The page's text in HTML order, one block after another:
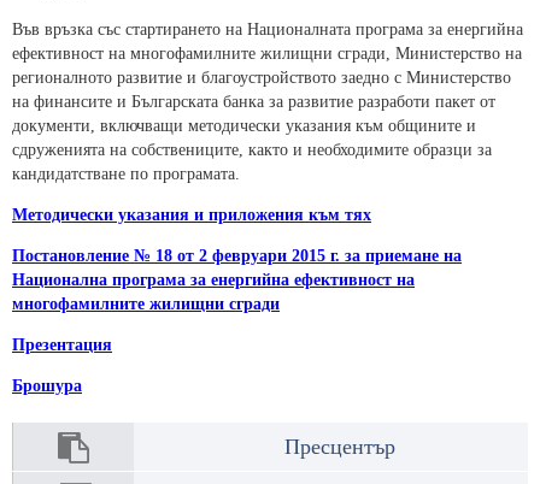
Във връзка със стартирането на Националната програма за енергийна
ефективност на многофамилните жилищни сгради, Министерство на
регионалното развитие и благоустройството заедно с Министерство
на финансите и Българската банка за развитие разработи пакет от
документи, включващи методически указания към общините и
сдруженията на собствениците, както и необходимите образци за
кандидатстване по програмата.
Mетодически указания и приложения към тях
Постановление № 18 от 2 февруари 2015 г. за приемане на
Национална програма за енергийна ефективност на
многофамилните жилищни сгради
Презентация
Брошура
Пресцентър